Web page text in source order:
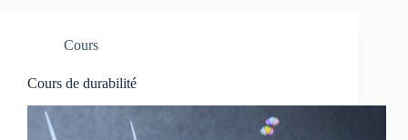
Cours
Cours de durabilité